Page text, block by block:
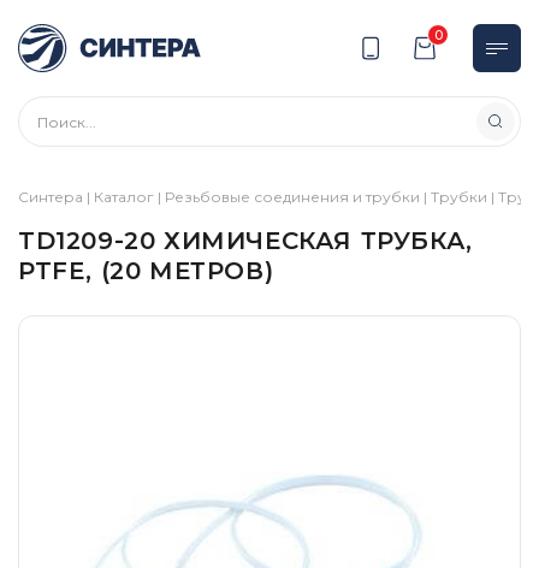
0
Синтера | Каталог | Резьбовые соединения и трубки | Трубки |
TD1209-20 ХИМИЧЕСКАЯ ТРУБКА,
PTFE, (20 МЕТРОВ)